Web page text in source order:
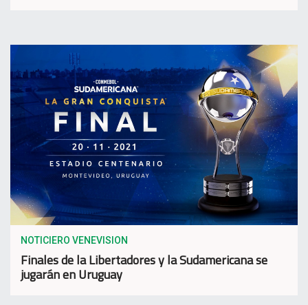
NOTICIERO VENEVISION
Finales de la Libertadores y la Sudamericana se
jugarán en Uruguay